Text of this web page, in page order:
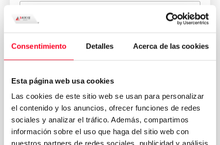
Consentimiento Detalles Acerca de las cookies
Esta página web usa cookies
Las cookies de este sitio web se usan para personalizar
el contenido y los anuncios, ofrecer funciones de redes
sociales y analizar el tráfico. Además, compartimos
información sobre el uso que haga del sitio web con